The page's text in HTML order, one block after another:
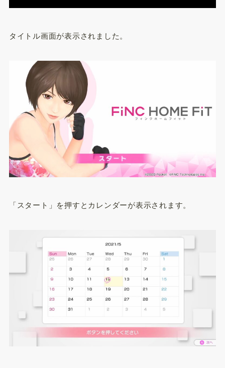
タイトル画面が表示されました。
「スタート」を押すとカレンダーが表示されます。